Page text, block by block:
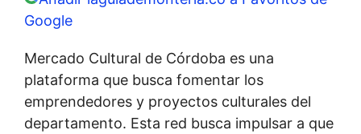
Google
Mercado Cultural de Córdoba es una
plataforma que busca fomentar los
emprendedores y proyectos culturales del
departamento. Esta red busca impulsar a que